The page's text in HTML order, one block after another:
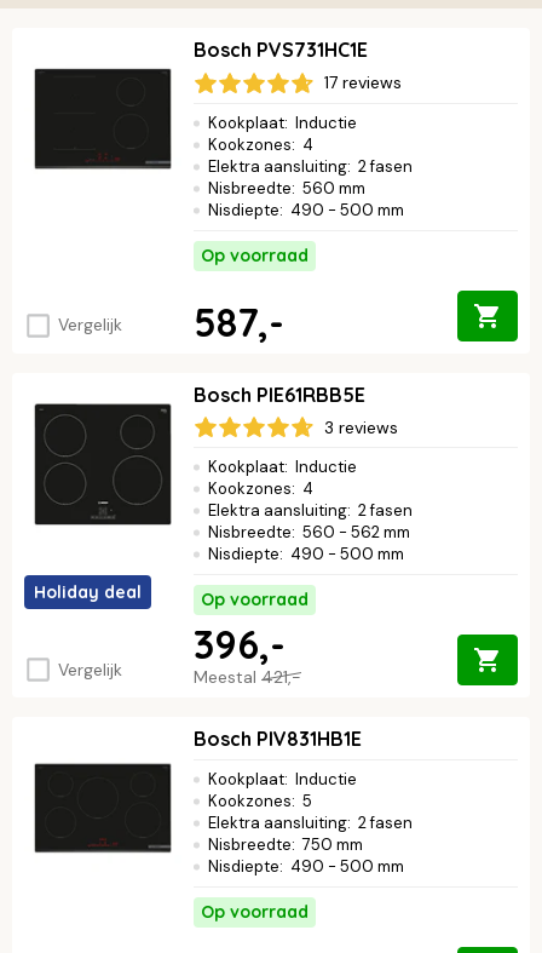
pannen en braadsledes zonder problemen op de kookplaat.
Geen gedoe meer! De bediening is super eenvoudig, dus je kunt
meteen aan de slag. Bovendien geeft het strakke design je
keuken een prachtige, moderne look. Koken wordt sneller, veiliger
en een stuk relaxter. Benieuwd welke kookplaat bij jou past?
Ontdek ons assortiment en vind de Bosch inductiekookplaat die
jouw kookplezier naar een hoger niveau tilt.Lees verder ↓
Vergelijk
Bosch PVS731HC1E
17 reviews
Kookplaat: Inductie
Kookzones: 4
Elektra aansluiting: 2 fasen
Nisbreedte: 560 mm
Nisdiepte: 490 - 500 mm
Op voorraad
587,-
Holiday deal
Vergelijk
Bosch PIE61RBB5E
3 reviews
Kookplaat: Inductie
Kookzones: 4
Elektra aansluiting: 2 fasen
Nisbreedte: 560 - 562 mm
Nisdiepte: 490 - 500 mm
Op voorraad
Meestal 421,-
396,-
Bosch PIV831HB1E
Kookplaat: Inductie
Kookzones: 5
Elektra aansluiting: 2 fasen
Nisbreedte: 750 mm
Nisdiepte: 490 - 500 mm
Op voorraad